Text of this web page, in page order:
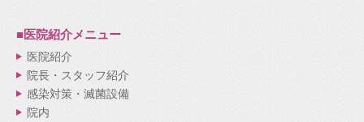
■医院紹介メニュー
医院紹介
院長・スタッフ紹介
感染対策・滅菌設備
院内